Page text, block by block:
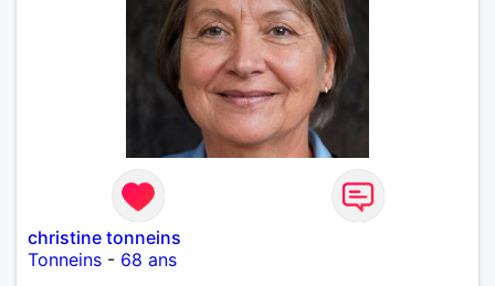
christine tonneins
Tonneins - 68 ans